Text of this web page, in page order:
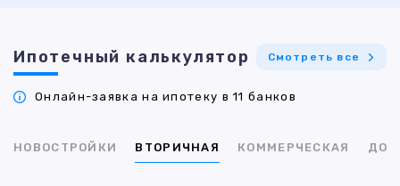
Ипотечный калькулятор Смотреть все
Онлайн-заявка на ипотеку в 11 банков
НОВОСТРОЙКИ ВТОРИЧНАЯ КОММЕРЧЕСКАЯ ДОМ